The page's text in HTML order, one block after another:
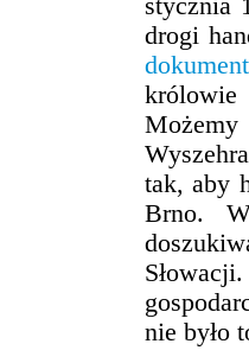
stycznia
drogi
tak, aby
Brno.
nie było